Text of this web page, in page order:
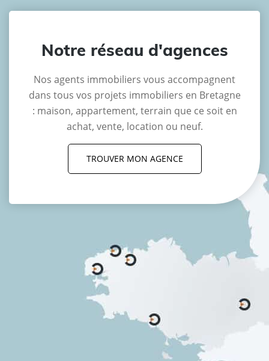
Notre réseau d'agences
Nos agents immobiliers vous accompagnent
dans tous vos projets immobiliers en Bretagne
: maison, appartement, terrain que ce soit en
achat, vente, location ou neuf.
TROUVER MON AGENCE